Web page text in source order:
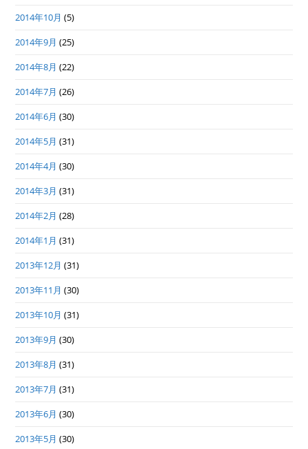
2014年10月 (5)
2014年9月 (25)
2014年8月 (22)
2014年7月 (26)
2014年6月 (30)
2014年5月 (31)
2014年4月 (30)
2014年3月 (31)
2014年2月 (28)
2014年1月 (31)
2013年12月 (31)
2013年11月 (30)
2013年10月 (31)
2013年9月 (30)
2013年8月 (31)
2013年7月 (31)
2013年6月 (30)
2013年5月 (30)